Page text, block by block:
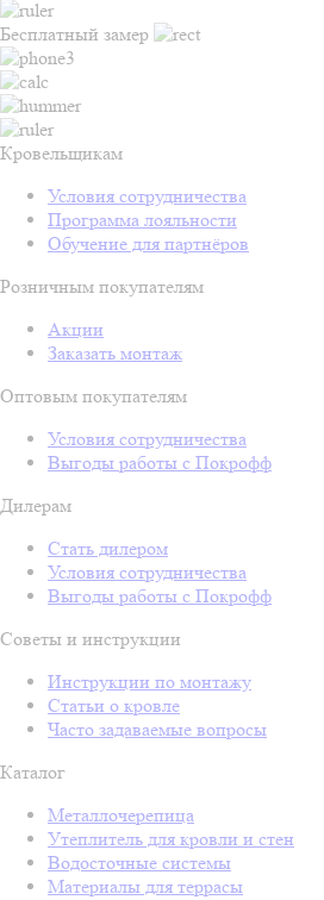
Бесплатный замер
Кровельщикам
Условия сотрудничества
Программа лояльности
Обучение для партнёров
Розничным покупателям
Акции
Заказать монтаж
Оптовым покупателям
Условия сотрудничества
Выгоды работы с Покрофф
Дилерам
Стать дилером
Условия сотрудничества
Выгоды работы с Покрофф
Советы и инструкции
Инструкции по монтажу
Статьи о кровле
Часто задаваемые вопросы
Каталог
Металлочерепица
Утеплитель для кровли и стен
Водосточные системы
Материалы для террасы